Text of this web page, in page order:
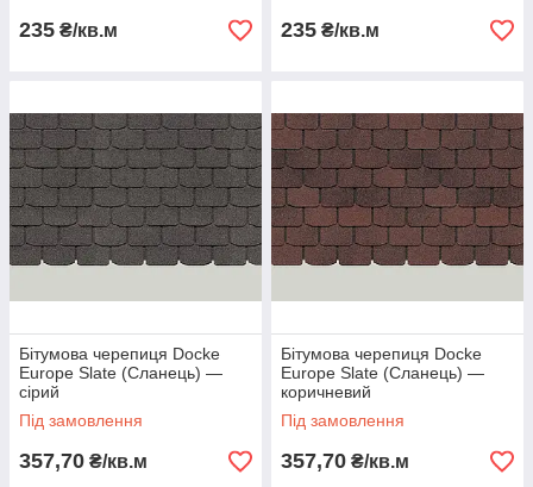
235 ₴/кв.м 235 ₴/кв.м
Бітумова черепиця Docke
Europe Slate (Сланець) —
сірий
Під замовлення
357,70 ₴/кв.м
Бітумова черепиця Docke
Europe Slate (Сланець) —
коричневий
Під замовлення
357,70 ₴/кв.м